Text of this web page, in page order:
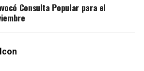
Consulta Popular para el